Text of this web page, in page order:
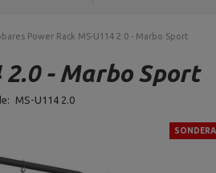
Power Rack MS-U114 2.0 - Marbo Sport
2.0 - Marbo Sport
MS-U114 2.0